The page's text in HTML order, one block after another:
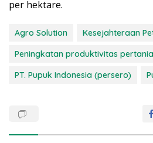
per hektare.
Agro Solution
Kesejahteraan
Peningkatan produktivitas
PT. Pupuk Indonesia (persero)